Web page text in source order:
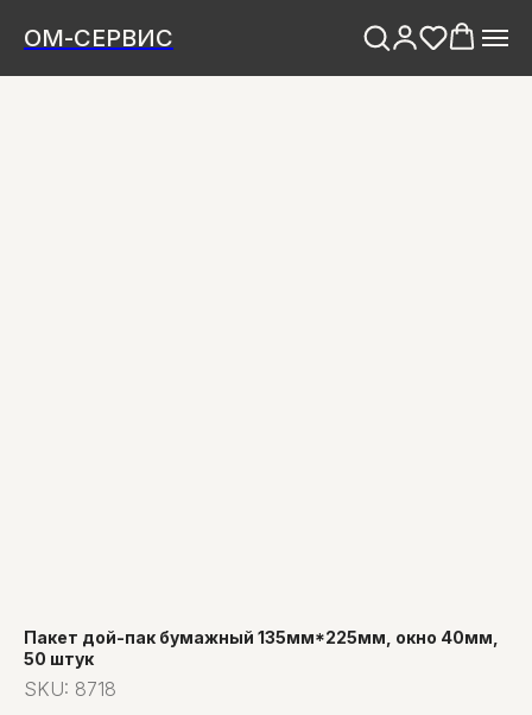
ОМ-СЕРВИС
Пакет дой-пак бумажный 135мм*225мм, окно 40мм,
50 штук
SKU: 8718